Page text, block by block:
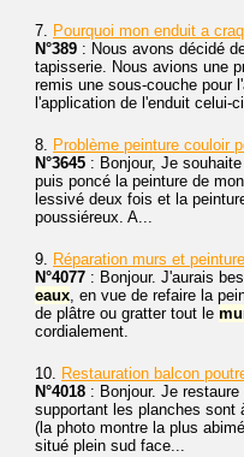
7. Pourquoi mon enduit a
N°389 : Nous avons décidé
tapisserie. Nous avions une
remis une sous-couche pour
l'application de l'enduit celui-
8. Problème peinture couloir
N°3645 : Bonjour, Je
puis poncé la peinture de
lessivé deux fois et la
poussiéreux. A...
9. Réparation murs et
N°4077 : Bonjour. J'aurais
eaux, en vue de refaire la
de plâtre ou gratter tout le
cordialement.
10. Restauration balcon
N°4018 : Bonjour. Je
supportant les planches sont
(la photo montre la plus
situé plein sud face...